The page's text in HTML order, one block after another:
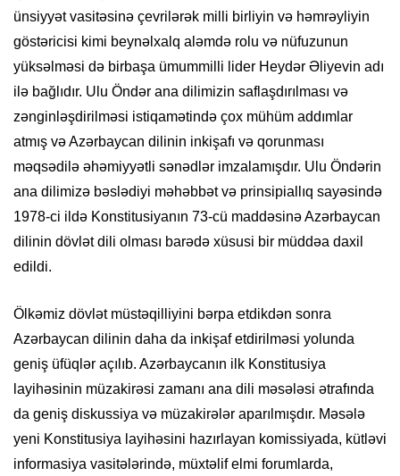
ünsiyyət vasitəsinə çevrilərək milli birliyin və həmrəyliyin
göstəricisi kimi beynəlxalq aləmdə rolu və nüfuzunun
yüksəlməsi də birbaşa ümummilli lider Heydər Əliyevin adı
ilə bağlıdır. Ulu Öndər ana dilimizin saflaşdırılması və
zənginləşdirilməsi istiqamətində çox mühüm addımlar
atmış və Azərbaycan dilinin inkişafı və qorunması
məqsədilə əhəmiyyətli sənədlər imzalamışdır. Ulu Öndərin
ana dilimizə bəslədiyi məhəbbət və prinsipiallıq sayəsində
1978-ci ildə Konstitusiyanın 73-cü maddəsinə Azərbaycan
dilinin dövlət dili olması barədə xüsusi bir müddəa daxil
edildi.
Ölkəmiz dövlət müstəqilliyini bərpa etdikdən sonra
Azərbaycan dilinin daha da inkişaf etdirilməsi yolunda
geniş üfüqlər açılıb. Azərbaycanın ilk Konstitusiya
layihəsinin müzakirəsi zamanı ana dili məsələsi ətrafında
da geniş diskussiya və müzakirələr aparılmışdır. Məsələ
yeni Konstitusiya layihəsini hazırlayan komissiyada, kütləvi
informasiya vasitələrində, müxtəlif elmi forumlarda,